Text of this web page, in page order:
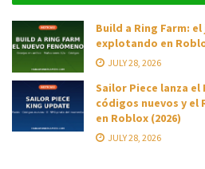
Build a Ring Farm:
explotando en
JULY 28, 2026
Sailor Piece lanza
códigos nuevos y el
en Roblox (2026)
JULY 28, 2026